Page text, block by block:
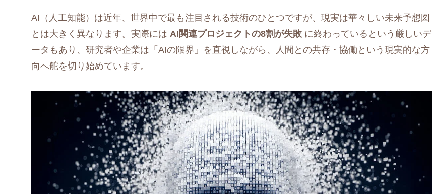
AI（人工知能）は近年、世界中で最も注目される技術のひとつですが、現実は華々しい未来予想図
とは大きく異なります。実際には AI関連プロジェクトの8割が失敗に終わっているという厳しいデ
ータもあり、研究者や企業は「AIの限界」を直視しながら、人間との共存・協働という現実的な方
向へ舵を切り始めています。